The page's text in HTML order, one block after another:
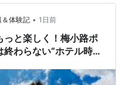
都市下京区観喜寺町15 /
体験記 • 1日前
っと楽しく！梅小路ポ
わらない“ホテル時